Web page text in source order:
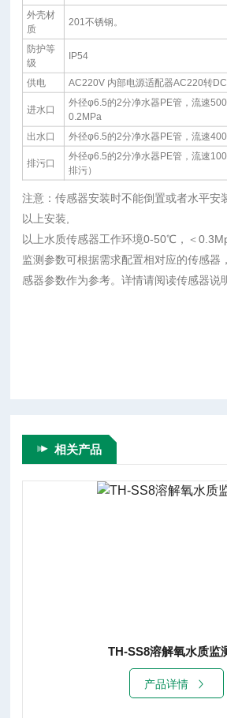
外壳材
质
201不锈钢。
防护等
级
IP54
供电 AC220V 内部电源适配器AC220转
进水口
外径φ6.5的2分净水器PE管，流速
0.2MPa
出水口
外径φ6.5的2分净水器PE管，流速
排污口
外径φ6.5的2分净水器PE管，流速
排污）
注意：传感器安装时不能倒置或者水平安
以上安装,
以上水质传感器工作环境0-50℃，＜
监测参数可根据需求配置相对应的传感器
感器参数作为参考。详情请阅读传感器说
相关产品
TH-SS8溶解氧水质监
产品详情